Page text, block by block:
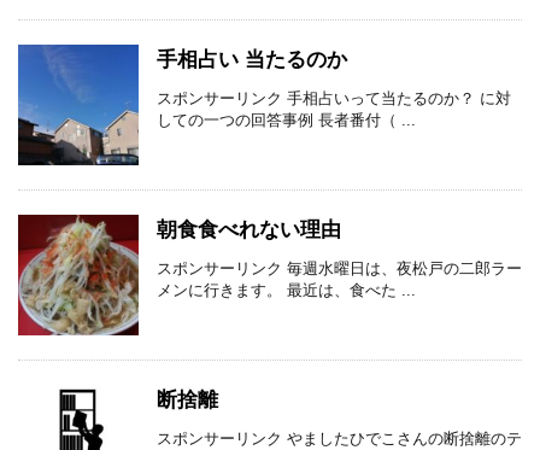
手相占い 当たるのか
スポンサーリンク 手相占いって当たるのか？ に対
しての一つの回答事例 長者番付（ ...
朝食食べれない理由
スポンサーリンク 毎週水曜日は、夜松戸の二郎ラー
メンに行きます。 最近は、食べた ...
断捨離
スポンサーリンク やましたひでこさんの断捨離のテ